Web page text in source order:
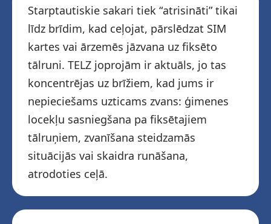
Starptautiskie sakari tiek “atrisināti” tikai
līdz brīdim, kad ceļojat, pārslēdzat SIM
kartes vai ārzemēs jāzvana uz fiksēto
tālruni. TELZ joprojām ir aktuāls, jo tas
koncentrējas uz brīžiem, kad jums ir
nepieciešams uzticams zvans: ģimenes
locekļu sasniegšana pa fiksētajiem
tālruņiem, zvanīšana steidzamās
situācijās vai skaidra runāšana,
atrodoties ceļā.